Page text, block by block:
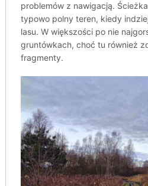
problemów z nawigacją.
typowo polny teren, kiedy
lasu. W większości po nie
gruntówkach, choć tu również
fragmenty.